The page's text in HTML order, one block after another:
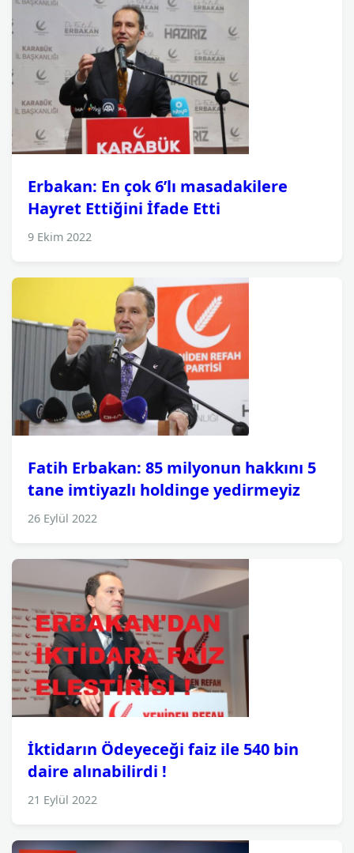
Erbakan: En çok 6’lı masadakilere
Hayret Ettiğini İfade Etti
9 Ekim 2022
Fatih Erbakan: 85 milyonun hakkını 5
tane imtiyazlı holdinge yedirmeyiz
26 Eylül 2022
İktidarın Ödeyeceği faiz ile 540 bin
daire alınabilirdi !
21 Eylül 2022